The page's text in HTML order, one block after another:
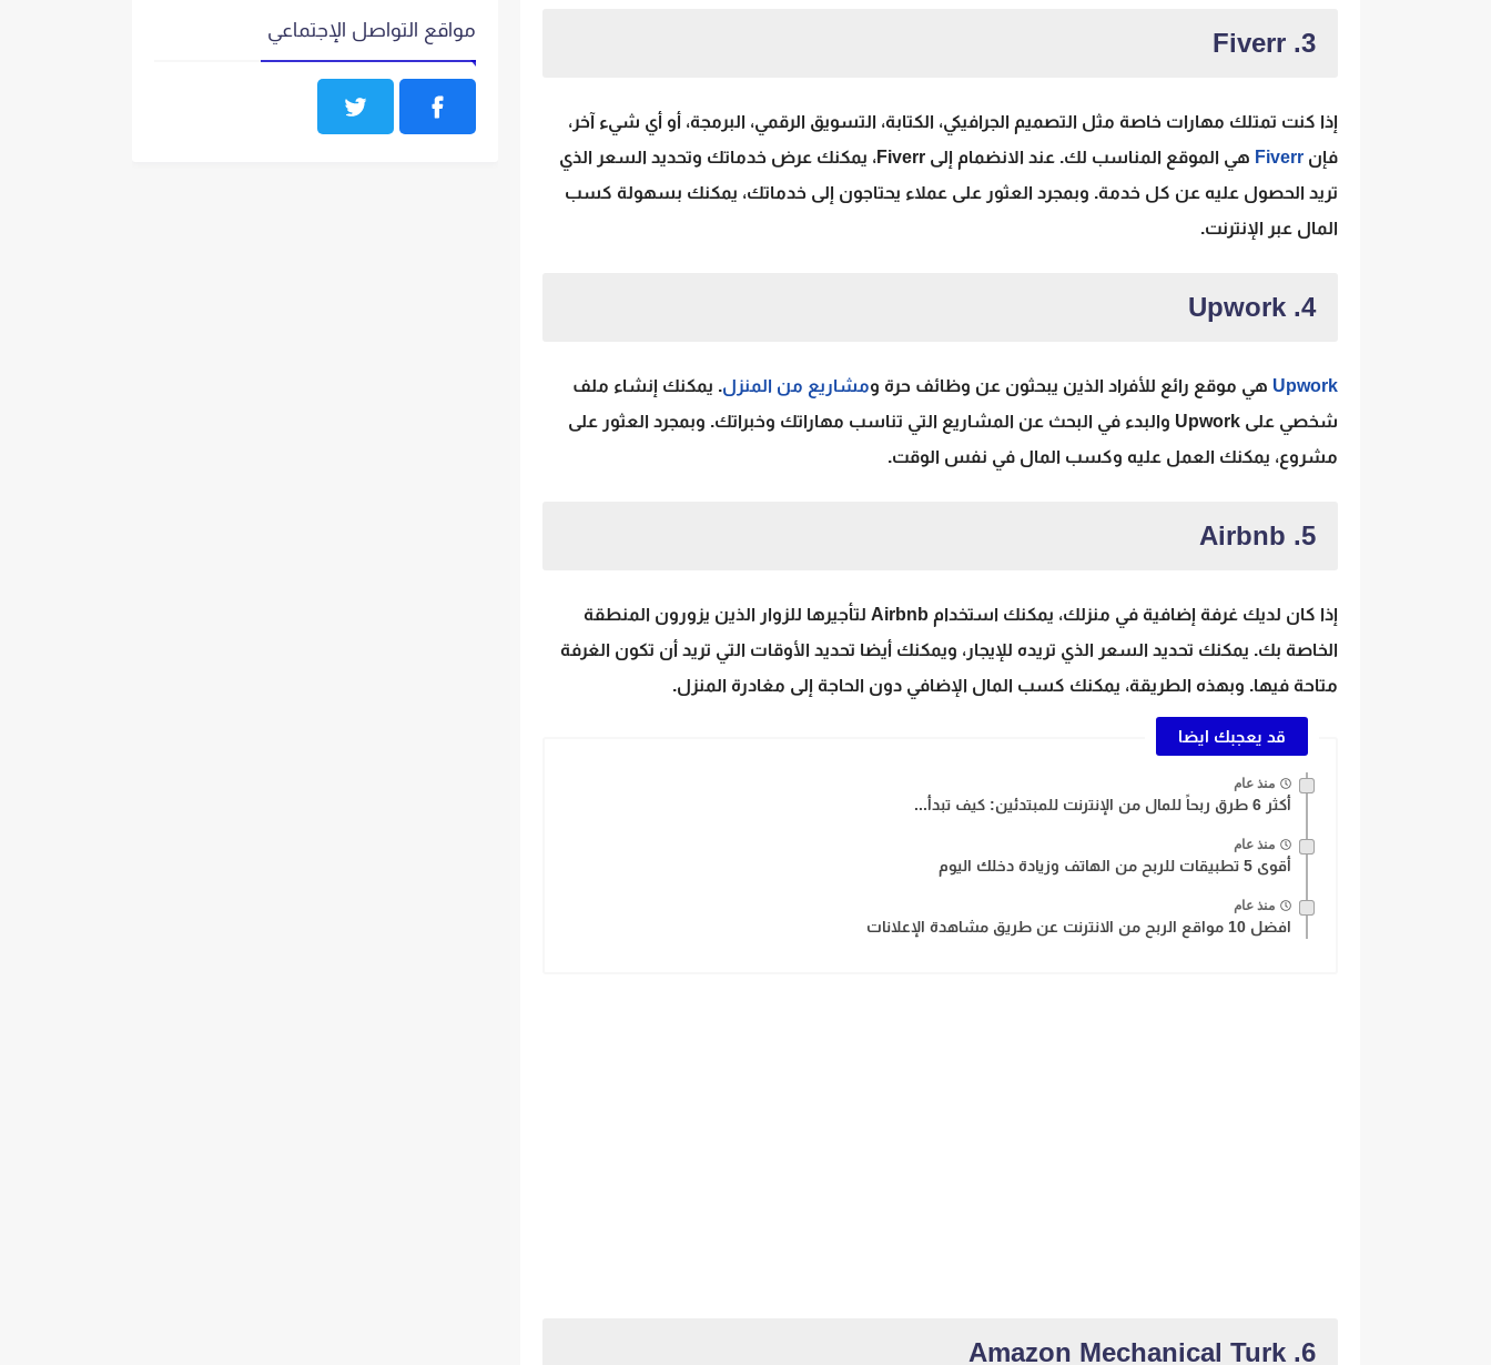
3. Fiverr
إذا كنت تمتلك مهارات خاصة مثل التصميم الجرافيكي، الكتابة، التسويق الرقمي، البرمجة، أو أي شيء آخر،
فإنFiverr
هي الموقع المناسب لك. عند الانضمام إلى Fiverr، يمكنك عرض خدماتك وتحديد السعر الذي
تريد الحصول عليه عن كل خدمة. وبمجرد العثور على عملاء يحتاجون إلى خدماتك، يمكنك بسهولة كسب
المال عبر الإنترنت.
4. Upwork
Upwork هي موقع رائع للأفراد الذين يبحثون عن وظائف حرة ومشاريع من المنزل. يمكنك إنشاء ملف
شخصي على Upwork والبدء في البحث عن المشاريع التي تناسب مهاراتك وخبراتك. وبمجرد العثور على
مشروع، يمكنك العمل عليه وكسب المال في نفس الوقت.
5. Airbnb
إذا كان لديك غرفة إضافية في منزلك، يمكنك استخدام Airbnb لتأجيرها للزوار الذين يزورون المنطقة
الخاصة بك. يمكنك تحديد السعر الذي تريده للإيجار، ويمكنك أيضا تحديد الأوقات التي تريد أن تكون الغرفة
متاحة فيها. وبهذه الطريقة، يمكنك كسب المال الإضافي دون الحاجة إلى مغادرة المنزل.
قد يعجبك ايضا
منذ عام
أكثر 6 طرق ربحاً للمال من الإنترنت للمبتدئين: كيف تبدأ...
منذ عام
أقوى 5 تطبيقات للربح من الهاتف وزيادة دخلك اليوم
منذ عام
افضل 10 مواقع الربح من الانترنت عن طريق مشاهدة الإعلانات
6. Amazon Mechanical Turk
مواقع التواصل الإجتماعي